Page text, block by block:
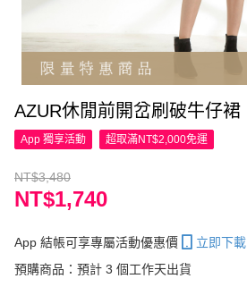
AZUR休閒前開岔刷破牛仔裙
App 獨享活動 超取滿NT$2,000免運
NT$3,480
NT$1,740
App 結帳可享專屬活動優惠價
立即下載
預購商品：預計 3 個工作天出貨